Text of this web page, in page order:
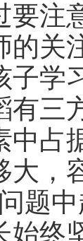
要注
的关
子学
有三
中占
大，
题
始终